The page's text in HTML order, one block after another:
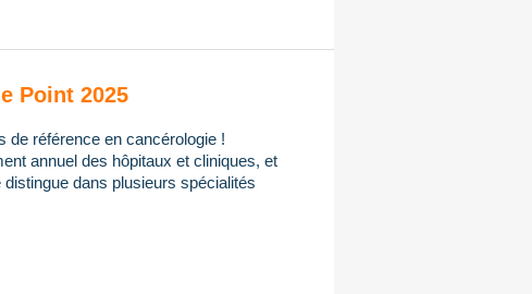
Point 2025
de référence en cancérologie !
annuel des hôpitaux et cliniques, et
dans plusieurs spécialités